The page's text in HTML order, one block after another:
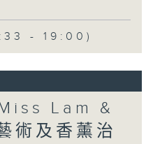
- 19:00)
Lam &
及香薰治